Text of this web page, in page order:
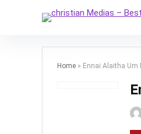
Home » Ennai Alaitha